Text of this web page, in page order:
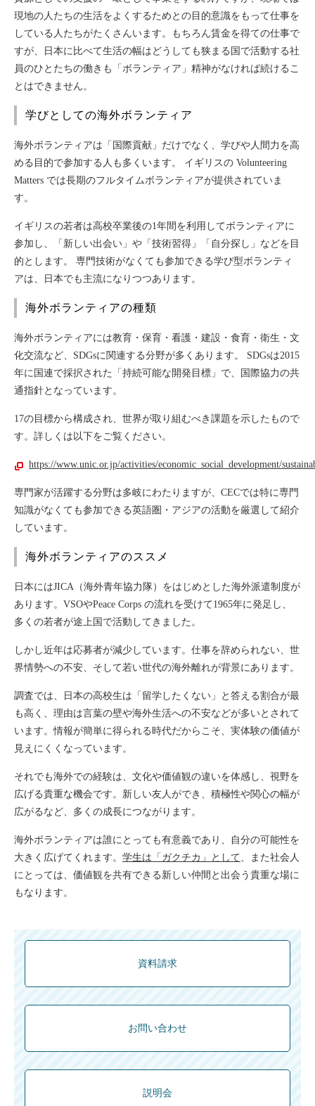
現地の人たちの生活をよくするためとの目的意識をもって仕事を
している人たちがたくさんいます。もちろん賃金を得ての仕事で
すが、日本に比べて生活の幅はどうしても狭まる国で活動する社
員のひとたちの働きも「ボランティア」精神がなければ続けるこ
とはできません。
学びとしての海外ボランティア
海外ボランティアは「国際貢献」だけでなく、学びや人間力を高
める目的で参加する人も多くいます。 イギリスの Volunteering
Matters では長期のフルタイムボランティアが提供されていま
す。
イギリスの若者は高校卒業後の1年間を利用してボランティアに
参加し、「新しい出会い」や「技術習得」「自分探し」などを目
的とします。 専門技術がなくても参加できる学び型ボランティ
アは、日本でも主流になりつつあります。
海外ボランティアの種類
海外ボランティアには教育・保育・看護・建設・食育・衛生・文
化交流など、SDGsに関連する分野が多くあります。 SDGsは2015
年に国連で採択された「持続可能な開発目標」で、国際協力の共
通指針となっています。
17の目標から構成され、世界が取り組むべき課題を示したもので
す。詳しくは以下をご覧ください。
https://www.unic.or.jp/activities/economic_social_development/
専門家が活躍する分野は多岐にわたりますが、CECでは特に専門
知識がなくても参加できる英語圏・アジアの活動を厳選して紹介
しています。
海外ボランティアのススメ
日本にはJICA（海外青年協力隊）をはじめとした海外派遣制度が
あります。VSOやPeace Corps の流れを受けて1965年に発足し、
多くの若者が途上国で活動してきました。
しかし近年は応募者が減少しています。仕事を辞められない、世
界情勢への不安、そして若い世代の海外離れが背景にあります。
調査では、日本の高校生は「留学したくない」と答える割合が最
も高く、理由は言葉の壁や海外生活への不安などが多いとされて
います。情報が簡単に得られる時代だからこそ、実体験の価値が
見えにくくなっています。
それでも海外での経験は、文化や価値観の違いを体感し、視野を
広げる貴重な機会です。新しい友人ができ、積極性や関心の幅が
広がるなど、多くの成長につながります。
海外ボランティアは誰にとっても有意義であり、自分の可能性を
大きく広げてくれます。 学生は「ガクチカ」として、また社会人
にとっては、価値観を共有できる新しい仲間と出会う貴重な場に
もなります。
資料請求
お問い合わせ
説明会